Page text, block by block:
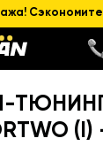
ТЮНИНГ